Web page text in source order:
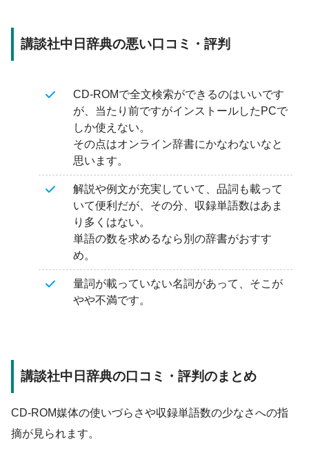
講談社中日辞典の悪い口コミ・評判
CD-ROMで全文検索ができるのはいいです
が、当たり前ですがインストールしたPCで
しか使えない。
その点はオンライン辞書にかなわないなと
思います。
解説や例文が充実していて、品詞も載って
いて便利だが、その分、収録単語数はあま
り多くはない。
単語の数を求めるなら別の辞書がおすす
め。
量詞が載っていない名詞があって、そこが
やや不満です。
講談社中日辞典の口コミ・評判のまとめ
CD-ROM媒体の使いづらさや収録単語数の少なさへの指
摘が見られます。